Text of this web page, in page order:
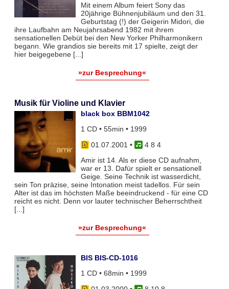
Mit einem Album feiert Sony das
20jährige Bühnenjubiläum und den 31.
Geburtstag (!) der Geigerin Midori, die
ihre Laufbahn am Neujahrsabend 1982 mit ihrem
sensationellen Debüt bei den New Yorker Philharmonikern
begann. Wie grandios sie bereits mit 17 spielte, zeigt der
hier beigegebene [...]
»zur Besprechung«
Musik für Violine und Klavier
black box BBM1042
1 CD • 55min • 1999
01.07.2001 •
4 8 4
Amir ist 14. Als er diese CD aufnahm,
war er 13. Dafür spielt er sensationell
Geige. Seine Technik ist wasserdicht,
sein Ton präzise, seine Intonation meist tadellos. Für sein
Alter ist das im höchsten Maße beeindruckend - für eine CD
reicht es nicht. Denn vor lauter technischer Beherrschtheit
[...]
»zur Besprechung«
BIS BIS-CD-1016
1 CD • 68min • 1999